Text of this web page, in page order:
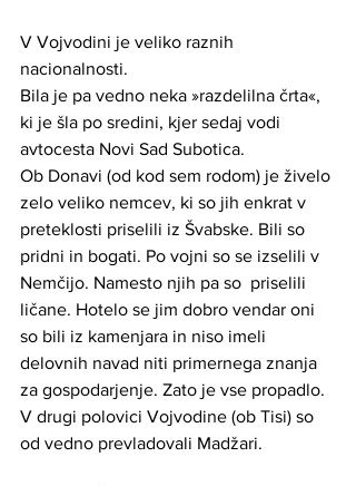
V Vojvodini je veliko raznih
nacionalnosti.
Bila je pa vedno neka »razdelilna črta«,
ki je šla po sredini, kjer sedaj vodi
avtocesta Novi Sad Subotica.
Ob Donavi (od kod sem rodom) je živelo
zelo veliko nemcev, ki so jih enkrat v
preteklosti priselili iz Švabske. Bili so
pridni in bogati. Po vojni so se izselili v
Nemčijo. Namesto njih pa so  priselili
ličane. Hotelo se jim dobro vendar oni
so bili iz kamenjara in niso imeli
delovnih navad niti primernega znanja
za gospodarjenje. Zato je vse propadlo.
V drugi polovici Vojvodine (ob Tisi) so
od vedno prevladovali Madžari.